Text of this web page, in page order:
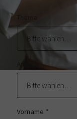
Vorname *